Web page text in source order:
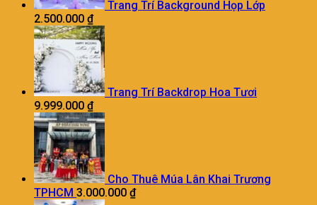
Trang Trí Background Họp Lớp
2.500.000 ₫
Trang Trí Backdrop Hoa Tươi
9.999.000 ₫
Cho Thuê Múa Lân Khai Trương
TPHCM 3.000.000 ₫